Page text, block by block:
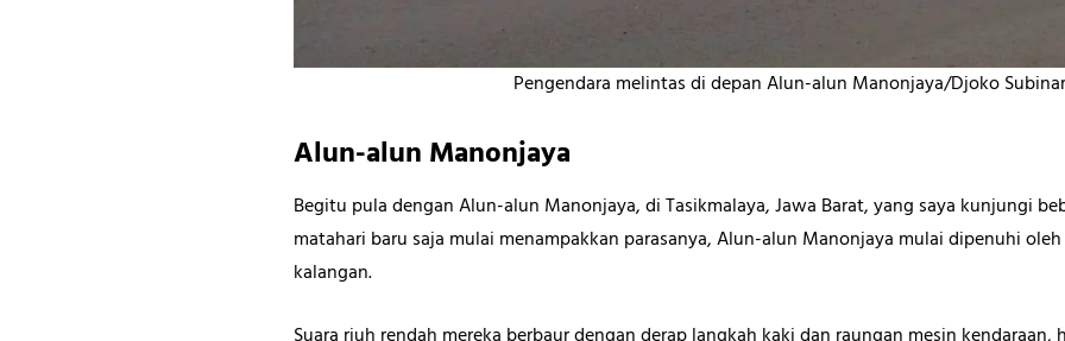
Pengendara melintas di depan Alun-alun Manonjaya/Djoko
Alun-alun Manonjaya
Begitu pula dengan Alun-alun Manonjaya, di Tasikmalaya, Jawa Barat, yang saya kunjungi
matahari baru saja mulai menampakkan parasanya, Alun-alun Manonjaya mulai dipenuhi
kalangan.